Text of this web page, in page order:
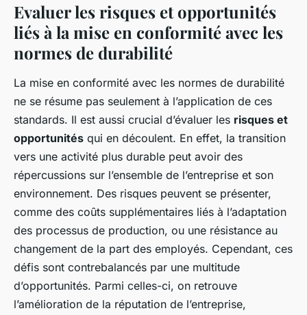
Evaluer les risques et opportunités
liés à la mise en conformité avec les
normes de durabilité
La mise en conformité avec les normes de durabilité
ne se résume pas seulement à l’application de ces
standards. Il est aussi crucial d’évaluer les risques et
opportunités qui en découlent. En effet, la transition
vers une activité plus durable peut avoir des
répercussions sur l’ensemble de l’entreprise et son
environnement. Des risques peuvent se présenter,
comme des coûts supplémentaires liés à l’adaptation
des processus de production, ou une résistance au
changement de la part des employés. Cependant, ces
défis sont contrebalancés par une multitude
d’opportunités. Parmi celles-ci, on retrouve
l’amélioration de la réputation de l’entreprise,